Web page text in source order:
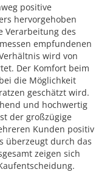
positive
hervorgehoben
Verarbeitung des
empfundenen
wird von
Der Komfort beim
die Möglichkeit
geschätzt wird.
und hochwertig
der großzügige
Kunden positiv
überzeugt durch das
zeigen sich